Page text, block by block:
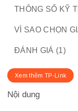
THÔNG SỐ KỸ
VÌ SAO CHỌN
ĐÁNH GIÁ (1)
Xem thêm TP-Link
Nội dung